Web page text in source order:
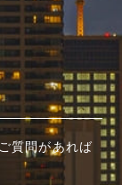
質問があれば